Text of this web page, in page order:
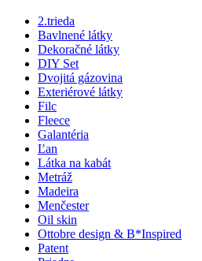
2.trieda
Bavlnené látky
Dekoračné látky
DIY Set
Dvojitá gázovina
Exteriérové látky
Filc
Fleece
Galantéria
Ľan
Látka na kabát
Metráž
Madeira
Menčester
Oil skin
Ottobre design & B*Inspired
Patent